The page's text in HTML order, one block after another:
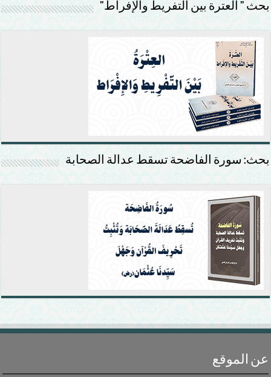
بحث ” العترة بين التفريط والإفراط”
بحث: سورة الفاضحة تسقط عدالة الصحابة
عن الموقع